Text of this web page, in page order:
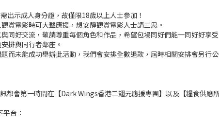
出示成人身分證，故僅限18歲以上人士參加！
賞電影時可大聲應援，想安靜觀賞電影人士請三思。
同好交流，敬請尊重每個角色和作品，希望包場同好們能一同好好享受
排與同行者鄰座。
而未能成功舉辦此活動，我們會安排全數退款，屆時相關安排會另行
都會第一時間在【Dark Wings香港二翅元應援專團】以及【糧食供應
台：